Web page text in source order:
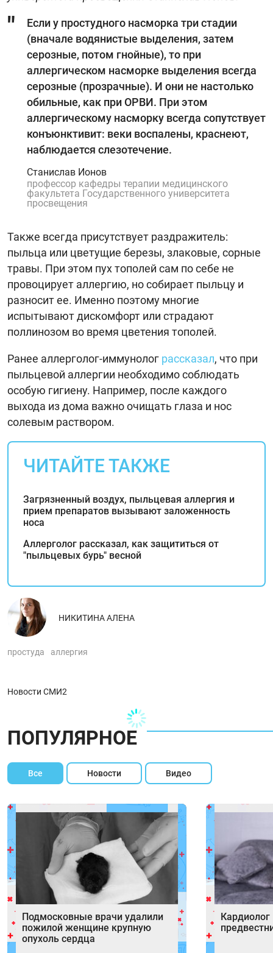
Если у простудного насморка три стадии
(вначале водянистые выделения, затем
серозные, потом гнойные), то при
аллергическом насморке выделения всегда
серозные (прозрачные). И они не настолько
обильные, как при ОРВИ. При этом
аллергическому насморку всегда сопутствует
конъюнктивит: веки воспалены, краснеют,
наблюдается слезотечение.
Станислав Ионов
профессор кафедры терапии медицинского
факультета Государственного университета
просвещения
Также всегда присутствует раздражитель:
пыльца или цветущие березы, злаковые, сорные
травы. При этом пух тополей сам по себе не
провоцирует аллергию, но собирает пыльцу и
разносит ее. Именно поэтому многие
испытывают дискомфорт или страдают
поллинозом во время цветения тополей.
Ранее аллерголог-иммунолог рассказал, что при
пыльцевой аллергии необходимо соблюдать
особую гигиену. Например, после каждого
выхода из дома важно очищать глаза и нос
солевым раствором.
ЧИТАЙТЕ ТАКЖЕ
Загрязненный воздух, пыльцевая аллергия и
прием препаратов вызывают заложенность
носа
Аллерголог рассказал, как защититься от
"пыльцевых бурь" весной
НИКИТИНА АЛЕНА
простуда аллергия
Новости СМИ2
ПОПУЛЯРНОЕ
Все Новости Видео
Подмосковные врачи удалили
пожилой женщине крупную
опухоль сердца